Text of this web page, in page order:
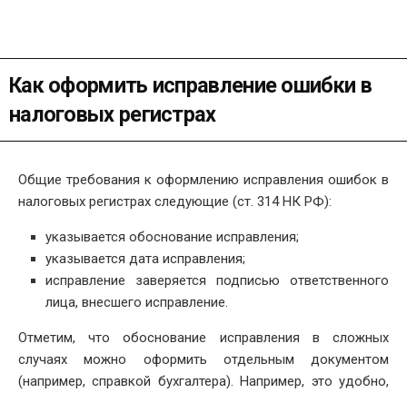
Как оформить исправление ошибки в
налоговых регистрах
Общие требования к оформлению исправления ошибок в
налоговых регистрах следующие (ст. 314 НК РФ):
указывается обоснование исправления;
указывается дата исправления;
исправление заверяется подписью ответственного
лица, внесшего исправление.
Отметим, что обоснование исправления в сложных
случаях можно оформить отдельным документом
(например, справкой бухгалтера). Например, это удобно,